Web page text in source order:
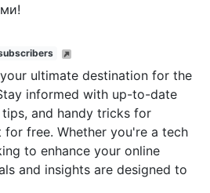
ultimate destination for the
informed with up-to-date
and handy tricks for
for free. Whether you're a tech
to enhance your online
and insights are designed to